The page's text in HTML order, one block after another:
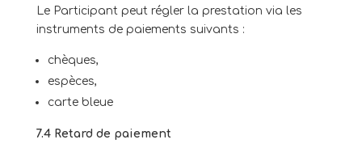
Le Participant peut régler la prestation via les
instruments de paiements suivants :
chèques,
espèces,
carte bleue
7.4 Retard de paiement